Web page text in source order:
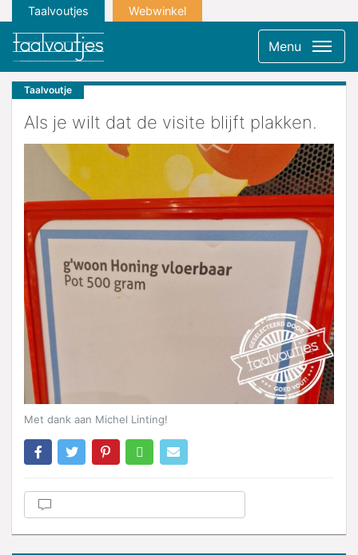
Taalvoutjes Webwinkel
Menu
Taalvoutje
Als je wilt dat de visite blijft plakken.
Met dank aan Michel Linting!